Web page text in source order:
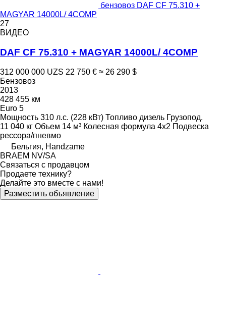
бензовоз DAF CF 75.310 +
MAGYAR 14000L/ 4COMP
27
ВИДЕО
DAF CF 75.310 + MAGYAR 14000L/ 4COMP
312 000 000 UZS 22 750 € ≈ 26 290 $
Бензовоз
2013
428 455 км
Euro 5
Мощность 310 л.с. (228 кВт) Топливо дизель Грузопод.
11 040 кг Объем 14 м³ Колесная формула 4x2 Подвеска
рессора/пневмо
Бельгия, Handzame
BRAEM NV/SA
Связаться с продавцом
Продаете технику?
Делайте это вместе с нами!
Разместить объявление